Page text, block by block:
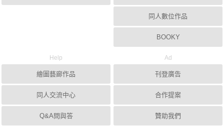
同人數位作品
BOOKY
Help
繪圖藝廊作品
同人交流中心
Q&A問與答
Ad
刊登廣告
合作提案
贊助我們